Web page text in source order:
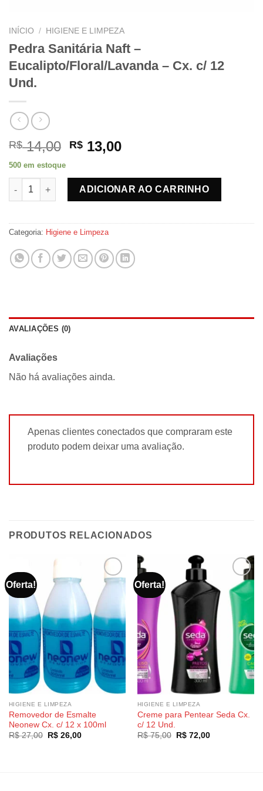
INÍCIO / HIGIENE E LIMPEZA
Pedra Sanitária Naft –
Eucalipto/Floral/Lavanda – Cx. c/ 12
Und.
R$14,00 O
original
era:
R$ 14,00.
R$ 13,00O
atual
é:
R$ 13,00.
500 em estoque
Pedra Sanitária Naft - Eucalipto/Floral/Lavanda - Cx. c/ 12 Und.
ADICIONAR AO CARRINHO
Categoria: Higiene e Limpeza
AVALIAÇÕES (0)
Avaliações
Não há avaliações ainda.
Apenas clientes conectados que compraram este
produto podem deixar uma avaliação.
PRODUTOS RELACIONADOS
Oferta!
HIGIENE E LIMPEZA
Removedor de Esmalte
Neonew Cx. c/ 12 x 100ml
R$27,00
O
R$26,00O
Oferta!
HIGIENE E LIMPEZA
Creme para Pentear Seda Cx.
c/ 12 Und.
R$75,00
O
R$72,00O